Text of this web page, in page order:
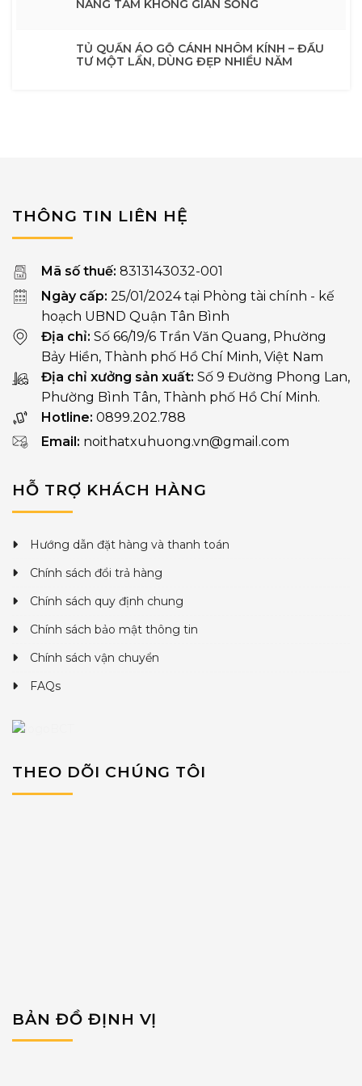
NÂNG TẦM KHÔNG GIAN SỐNG
TỦ QUẦN ÁO GỖ CÁNH NHÔM KÍNH – ĐẦU
TƯ MỘT LẦN, DÙNG ĐẸP NHIỀU NĂM
THÔNG TIN LIÊN HỆ
Mã số thuế: 8313143032-001
Ngày cấp: 25/01/2024 tại Phòng tài chính - kế
hoạch UBND Quận Tân Bình
Địa chỉ: Số 66/19/6 Trần Văn Quang, Phường
Bảy Hiền, Thành phố Hồ Chí Minh, Việt Nam
Địa chỉ xưởng sản xuất: Số 9 Đường Phong Lan,
Phường Bình Tân, Thành phố Hồ Chí Minh.
Hotline: 0899.202.788
Email: noithatxuhuong.vn@gmail.com
HỖ TRỢ KHÁCH HÀNG
Hướng dẫn đặt hàng và thanh toán
Chính sách đổi trả hàng
Chính sách quy định chung
Chính sách bảo mật thông tin
Chính sách vận chuyển
FAQs
THEO DÕI CHÚNG TÔI
BẢN ĐỒ ĐỊNH VỊ